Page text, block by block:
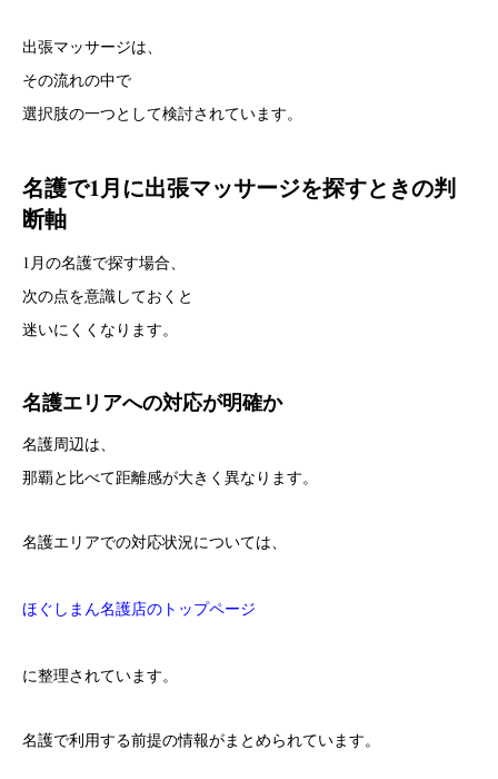
出張マッサージは、
その流れの中で
選択肢の一つとして検討されています。
名護で1月に出張マッサージを探すときの判
断軸
1月の名護で探す場合、
次の点を意識しておくと
迷いにくくなります。
名護エリアへの対応が明確か
名護周辺は、
那覇と比べて距離感が大きく異なります。
名護エリアでの対応状況については、
ほぐしまん名護店のトップページ
に整理されています。
名護で利用する前提の情報がまとめられています。